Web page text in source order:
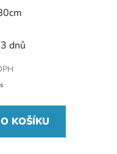
dnů
KOŠÍKU